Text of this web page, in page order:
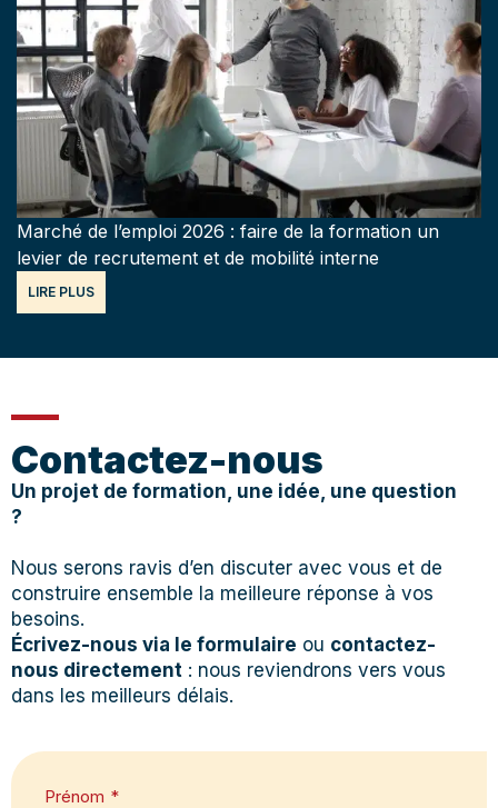
Marché de l’emploi 2026 : faire de la formation un
levier de recrutement et de mobilité interne
LIRE PLUS
Contactez-nous
Un projet de formation, une idée, une question
?
Nous serons ravis d’en discuter avec vous et de
construire ensemble la meilleure réponse à vos
besoins.
Écrivez-nous via le formulaire ou contactez-
nous directement : nous reviendrons vers vous
dans les meilleurs délais.
Prénom *